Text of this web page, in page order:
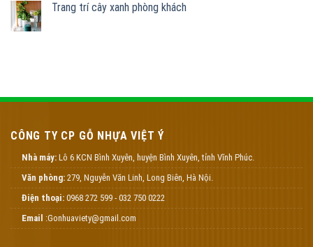
Trang trí cây xanh phòng khách
CÔNG TY CP GỖ NHỰA VIỆT Ý
Nhà máy: Lô 6 KCN Bình Xuyên, huyện Bình Xuyên, tỉnh Vĩnh Phúc.
Văn phòng: 279, Nguyễn Văn Linh, Long Biên, Hà Nội.
Điện thoại: 0968 272 599 - 032 750 0222
Email :Gonhuaviety@gmail.com